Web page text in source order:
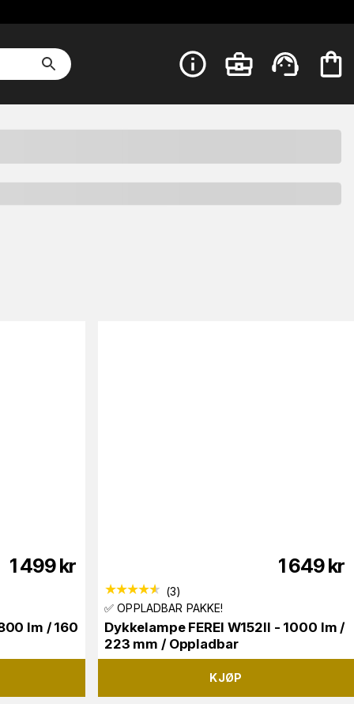
1 499kr
lm / 160
1 649kr
(3)
✅ OPPLADBAR PAKKE!
Dykkelampe FEREI W152II - 1000 lm /
223 mm / Oppladbar
KJØP